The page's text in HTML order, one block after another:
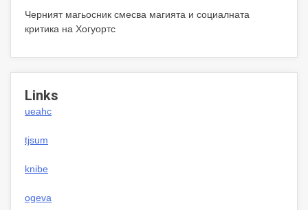
Черният магьосник смесва магията и социалната
критика на Хогуортс
Links
ueahc
tjsum
knibe
ogeva